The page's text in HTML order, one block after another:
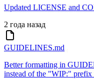
Updated LICENSE and
2 года назад
GUIDELINES.md
Better formatting in
instead of the "WIP:" prefix